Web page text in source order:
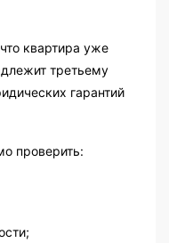
квартира уже
третьему
гарантий
проверить: